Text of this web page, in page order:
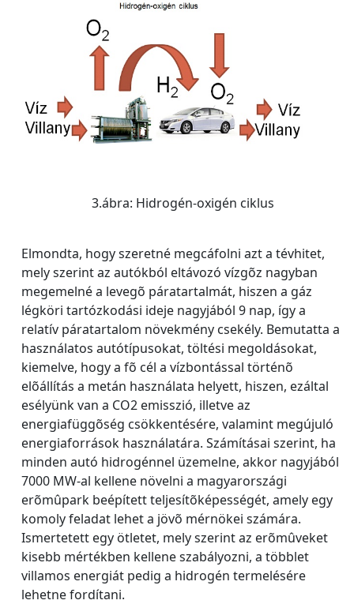
3.ábra: Hidrogén-oxigén ciklus
Elmondta, hogy szeretné megcáfolni azt a tévhitet,
mely szerint az autókból eltávozó vízgõz nagyban
megemelné a levegõ páratartalmát, hiszen a gáz
légköri tartózkodási ideje nagyjából 9 nap, így a
relatív páratartalom növekmény csekély. Bemutatta a
használatos autótípusokat, töltési megoldásokat,
kiemelve, hogy a fõ cél a vízbontással történõ
elõállítás a metán használata helyett, hiszen, ezáltal
esélyünk van a CO2 emisszió, illetve az
energiafüggõség csökkentésére, valamint megújuló
energiaforrások használatára. Számításai szerint, ha
minden autó hidrogénnel üzemelne, akkor nagyjából
7000 MW-al kellene növelni a magyarországi
erõmûpark beépített teljesítõképességét, amely egy
komoly feladat lehet a jövõ mérnökei számára.
Ismertetett egy ötletet, mely szerint az erõmûveket
kisebb mértékben kellene szabályozni, a többlet
villamos energiát pedig a hidrogén termelésére
lehetne fordítani.